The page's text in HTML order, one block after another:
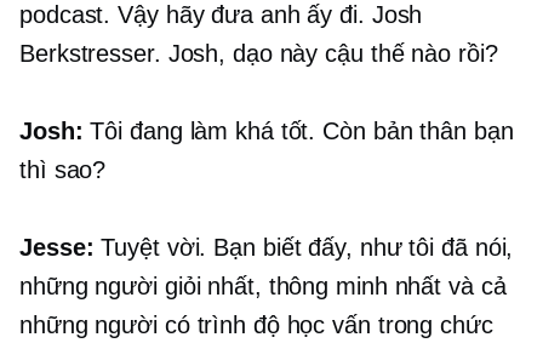
podcast. Vậy hãy đưa anh ấy đi. Josh
Berkstresser. Josh, dạo này cậu thế nào rồi?
Josh: Tôi đang làm khá tốt. Còn bản thân bạn
thì sao?
Jesse: Tuyệt vời. Bạn biết đấy, như tôi đã nói,
những người giỏi nhất, thông minh nhất và cả
những người có trình độ học vấn trong chức